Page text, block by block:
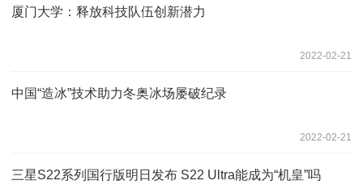
厦门大学：释放科技队伍创新潜力
2022-02-21
中国“造冰”技术助力冬奥冰场屡破纪录
2022-02-21
三星S22系列国行版明日发布 S22 Ultra能成为“机皇”吗